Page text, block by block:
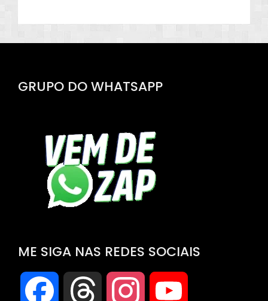
GRUPO DO WHATSAPP
ME SIGA NAS REDES SOCIAIS
Facebook Threads Instagram